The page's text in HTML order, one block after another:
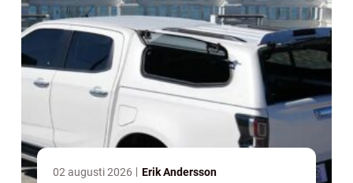
02 augusti 2026 Erik Andersson